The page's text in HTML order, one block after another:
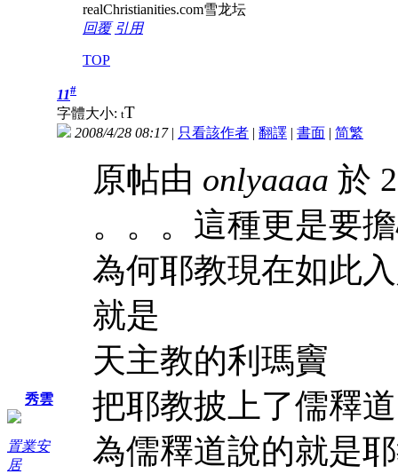
realChristianities.com雪龙坛
回覆 引用
TOP
秀雲
置業安
居
11#
字體大小: tT
2008/4/28 08:17| 只看該作者 | 翻譯 | 書面 | 简繁
原帖由 onlyaaaa 於
。。。這種更是要
為何耶教現在如此
就是
天主教的利瑪竇
把耶教披上了儒釋
為儒釋道說的就是